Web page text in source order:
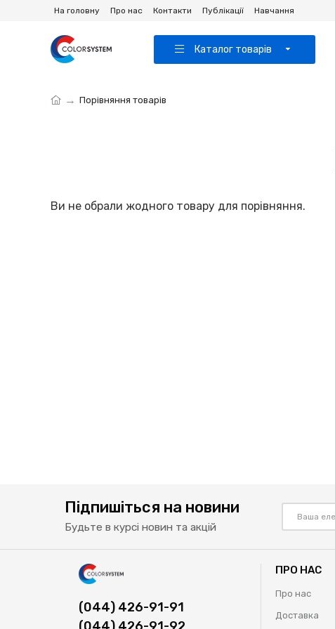
На головну Про нас Контакти Публікації Навчання
Каталог товарів
Порівняння товарів
Ви не обрали жодного товару для порівняння.
Підпишіться на новини
Будьте в курсі новин та акцій
(044) 426-91-91
ПРО НАС
Про нас
Доставка